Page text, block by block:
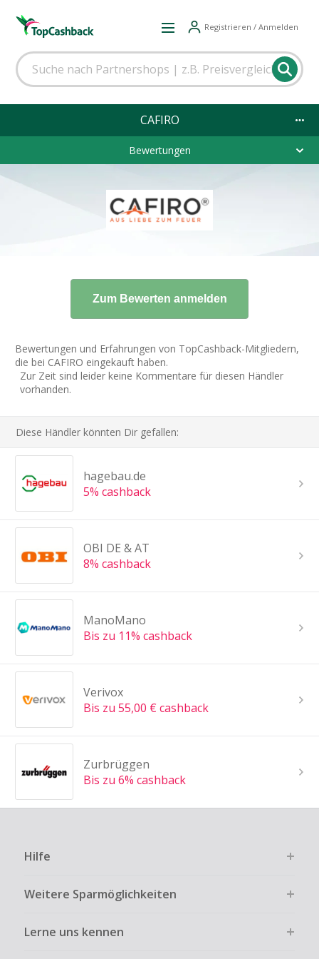
Registrieren / Anmelden
CAFIRO
Bewertungen
Bewertungen und Erfahrungen von TopCashback-Mitgliedern,
die bei CAFIRO eingekauft haben.
Zur Zeit sind leider keine Kommentare für diesen Händler
vorhanden.
Diese Händler könnten Dir gefallen:
hagebau.de
5% cashback
OBI DE & AT
8% cashback
ManoMano
Bis zu 11% cashback
Verivox
Bis zu 55,00 € cashback
Zurbrüggen
Bis zu 6% cashback
Hilfe
Weitere Sparmöglichkeiten
Lerne uns kennen